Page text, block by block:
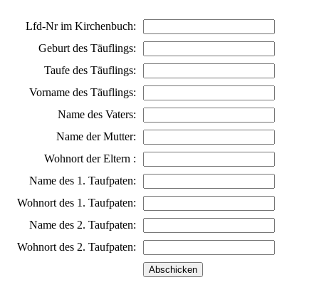
Lfd-Nr im Kirchenbuch:
Geburt des Täuflings:
Taufe des Täuflings:
Vorname des Täuflings:
Name des Vaters:
Name der Mutter:
Wohnort der Eltern :
Name des 1. Taufpaten:
Wohnort des 1. Taufpaten:
Name des 2. Taufpaten:
Wohnort des 2. Taufpaten: